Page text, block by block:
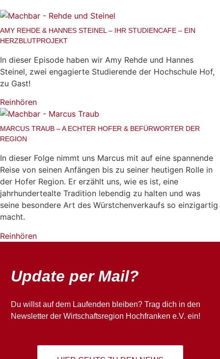
AMY REHDE & HANNES STEINEL – IHR STUDIENCAFE – EIN
HERZBLUTPROJEKT
In dieser Episode haben wir Amy Rehde und Hannes
Steinel, zwei engagierte Studierende der Hochschule Hof,
zu Gast!
Reinhören
MARCUS TRAUB – A ECHTER HOFER & BEFÜRWORTER DER
REGION
In dieser Folge nimmt uns Marcus mit auf eine spannende
Reise von seinen Anfängen bis zu seiner heutigen Rolle in
der Hofer Region. Er erzählt uns, wie es ist, eine
jahrhundertealte Tradition lebendig zu halten und was
seine besondere Art des Würstchenverkaufs so einzigartig
macht.
Reinhören
Update per Mail?
Du willst auf dem Laufenden bleiben? Trag dich in den
Newsletter der Wirtschaftsregion Hochfranken e.V. ein!